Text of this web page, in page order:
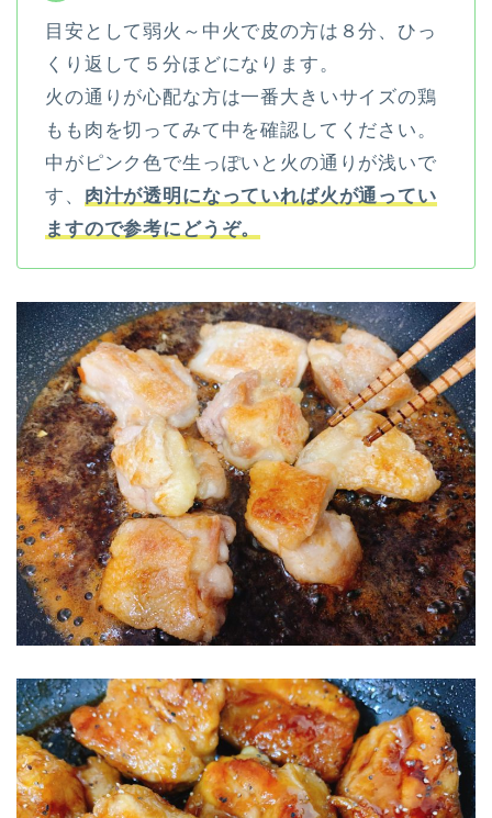
目安として弱火～中火で皮の方は８分、ひっ
くり返して５分ほどになります。
火の通りが心配な方は一番大きいサイズの鶏
もも肉を切ってみて中を確認してください。
中がピンク色で生っぽいと火の通りが浅いで
す、 肉汁が透明になっていれば火が通ってい
ますので参考にどうぞ。